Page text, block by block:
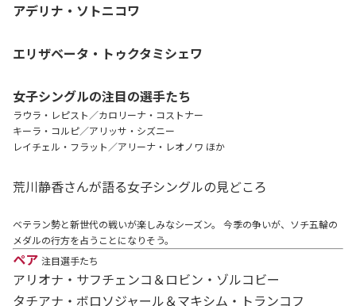
アデリナ・ソトニコワ
エリザベータ・トゥクタミシェワ
女子シングルの注目の選手たち
ラウラ・レピスト／カロリーナ・コストナー
キーラ・コルピ／アリッサ・シズニー
レイチェル・フラット／アリーナ・レオノワ ほか
荒川静香さんが語る女子シングルの見どころ
ベテラン勢と新世代の戦いが楽しみなシーズン。 今季の争いが、ソチ五輪の
メダルの行方を占うことになりそう。
ペア 注目選手たち
アリオナ・サフチェンコ＆ロビン・ゾルコビー
タチアナ・ボロソジャール＆マキシム・トランコフ